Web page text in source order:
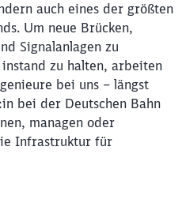
auch eines der größten
Um neue Brücken,
Signalanlagen zu
zu halten, arbeiten
bei uns – längst
bei der Deutschen Bahn
managen oder
Infrastruktur für